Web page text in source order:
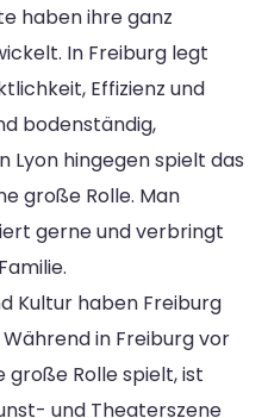
haben ihre ganz
In Freiburg legt
Effizienz und
bodenständig,
Lyon hingegen spielt das
große Rolle. Man
gerne und verbringt
Kultur haben Freiburg
in Freiburg vor
große Rolle spielt, ist
und Theaterszene